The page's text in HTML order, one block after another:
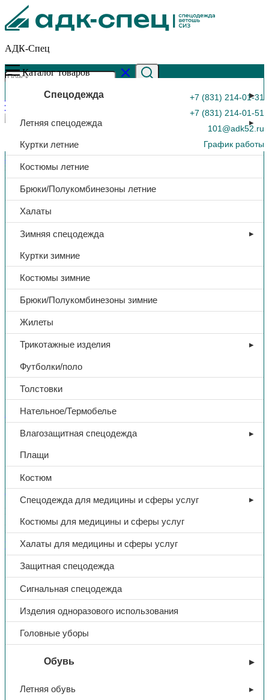
АДК-Спец
+7 (831) 214-01-31
+7 (831) 214-01-51
101@adk52.ru
График работы
0
Каталог товаров
Спецодежда
Летняя спецодежда
Куртки летние
Костюмы летние
Брюки/Полукомбинезоны летние
Халаты
Зимняя спецодежда
Куртки зимние
Костюмы зимние
Брюки/Полукомбинезоны зимние
Жилеты
Трикотажные изделия
Футболки/поло
Толстовки
Нательное/Термобелье
Влагозащитная спецодежда
Плащи
Костюм
Спецодежда для медицины и сферы услуг
Костюмы для медицины и сферы услуг
Халаты для медицины и сферы услуг
Защитная спецодежда
Сигнальная спецодежда
Изделия одноразового использования
Головные уборы
Обувь
Летняя обувь
Главная страница»Каталог»Рукавицы брезентовые, с брез.
налад., 380-420г/м2
Защита рук
Рукавицы брезентовые, с брез.
налад., 380-420г/м2
В избранное
Категории:
Поделиться:
Поделиться в Telegram
Поделиться в
Whatsapp
Поделиться в Ok
Поделиться в Vk
Доп. информация
Тип Рукавицы
Материал
Наладонник
Плотность